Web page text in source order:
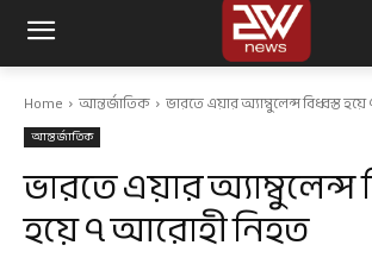
Home আন্তর্জাতিক ভারতে এয়ার অ্যাম্বুলেন্স বিধ্বস্ত
আন্তর্জাতিক
ভারতে এয়ার অ্যাম্বুলেন্স
হয়ে ৭ আরোহী নিহত